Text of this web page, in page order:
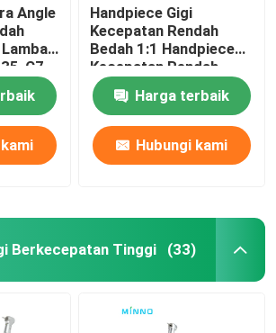
Angle
C7-
Handpiece Gigi
Kecepatan Rendah
Bedah 1:1 Handpiece
Kecepatan Rendah
Langsung
Harga terbaik
Hubungi kami
Berkecepatan Tinggi (33)